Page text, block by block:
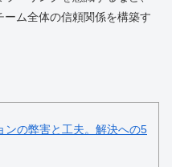
ム全体の信頼関係を構築す
ンの弊害と工夫。解決への5